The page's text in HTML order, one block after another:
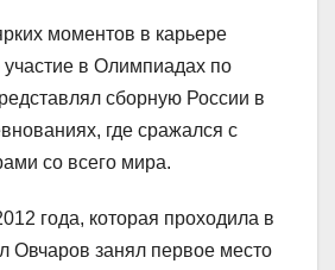
моментов в карьере
в Олимпиадах по
сборную России в
где сражался с
со всего мира.
года, которая проходила в
Овчаров занял первое место